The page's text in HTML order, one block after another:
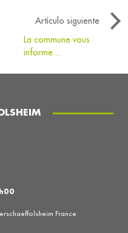
Artículo siguiente
La commune vous
informe ...
France